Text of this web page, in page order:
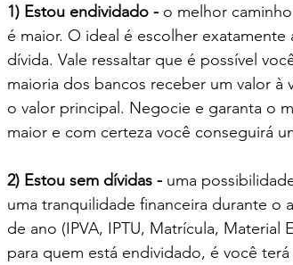
1) Estou endividado - o melhor
é maior. O ideal é escolher
dívida. Vale ressaltar que é possível
maioria dos bancos receber um valor
o valor principal. Negocie e garanta o
maior e com certeza você conseguirá
2) Estou sem dívidas - uma
uma tranquilidade financeira durante o
de ano (IPVA, IPTU, Matrícula, Material
para quem está endividado, é você